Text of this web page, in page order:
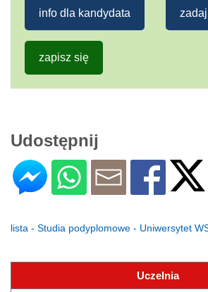
info dla kandydata
zapisz się
Udostępnij
lista - Studia podyplomowe - Uniwersytet
Uczelnia